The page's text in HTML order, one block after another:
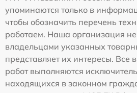
упоминаются только в
чтобы обозначить перечень
работаем. Наша организация
владельцами указанных
представляет их интересы. Все
работ выполняются
находящихся в законном